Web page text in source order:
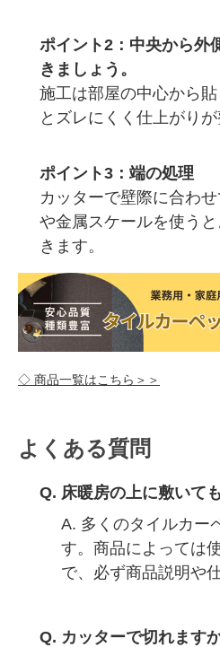
ポイント2：中央から外
きましょう。
施工は部屋の中心から
とズレにくく仕上がりが
ポイント3：端の処理
カッターで壁際に合わ
や金属スケールを使う
きます。
◇ 商品一覧はこちら＞＞
よくある質問
Q. 床暖房の上に敷いて
A. 多くのタイルカー
す。商品によっては
で、必ず商品説明や
Q. カッターで切れます